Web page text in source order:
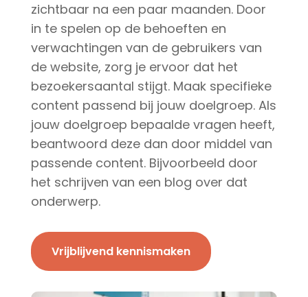
zichtbaar na een paar maanden. Door
in te spelen op de behoeften en
verwachtingen van de gebruikers van
de website, zorg je ervoor dat het
bezoekersaantal stijgt. Maak specifieke
content passend bij jouw doelgroep. Als
jouw doelgroep bepaalde vragen heeft,
beantwoord deze dan door middel van
passende content. Bijvoorbeeld door
het schrijven van een blog over dat
onderwerp.
Vrijblijvend kennismaken